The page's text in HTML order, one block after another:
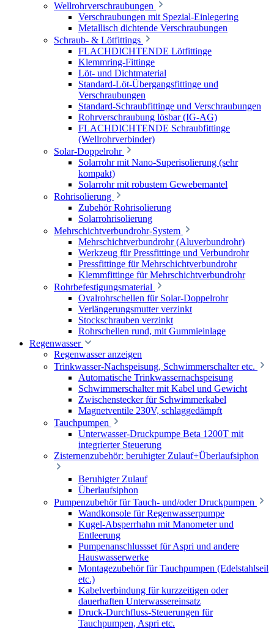
Wellrohrverschraubungen
Verschraubungen mit Spezial-Einlegering
Metallisch dichtende Verschraubungen
Schraub- & Lötfittings
FLACHDICHTENDE Lötfittinge
Klemmring-Fittinge
Löt- und Dichtmaterial
Standard-Löt-Übergangsfittinge und
Verschraubungen
Standard-Schraubfittinge und Verschraubungen
Rohrverschraubung lösbar (IG-AG)
FLACHDICHTENDE Schraubfittinge
(Wellrohrverbinder)
Solar-Doppelrohr
Solarrohr mit Nano-Superisolierung (sehr
kompakt)
Solarrohr mit robustem Gewebemantel
Rohrisolierung
Zubehör Rohrisolierung
Solarrohrisolierung
Mehrschichtverbundrohr-System
Mehrschichtverbundrohr (Aluverbundrohr)
Werkzeug für Pressfittinge und Verbundrohr
Pressfittinge für Mehrschichtverbundrohr
Klemmfittinge für Mehrschichtverbundrohr
Rohrbefestigungsmaterial
Ovalrohrschellen für Solar-Doppelrohr
Verlängerungsmutter verzinkt
Stockschrauben verzinkt
Rohrschellen rund, mit Gummieinlage
Regenwasser
Regenwasser anzeigen
Trinkwasser-Nachspeisung, Schwimmerschalter etc.
Automatische Trinkwassernachspeisung
Schwimmerschalter mit Kabel und Gewicht
Zwischenstecker für Schwimmerkabel
Magnetventile 230V, schlaggedämpft
Tauchpumpen
Unterwasser-Druckpumpe Beta 1200T mit
integrierter Steuerung
Zisternenzubehör: beruhigter Zulauf+Überlaufsiphon
Beruhigter Zulauf
Überlaufsiphon
Pumpenzubehör für Tauch- und/oder Druckpumpen
Wandkonsole für Regenwasserpumpe
Kugel-Absperrhahn mit Manometer und
Entleerung
Pumpenanschlussset für Aspri und andere
Hauswasserwerke
Montagezubehör für Tauchpumpen (Edelstahlseil
etc.)
Kabelverbindung für kurzzeitigen oder
dauerhaften Unterwassereinsatz
Druck-Durchfluss-Steuerungen für
Tauchpumpen, Aspri etc.